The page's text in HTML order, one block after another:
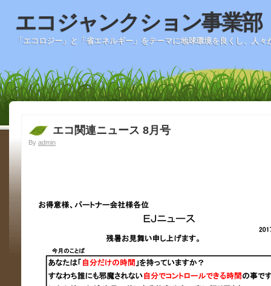
エコジャンクション事業部
「エコロジー」と「省エネルギー」をテーマに地球環境を良くし、人
エコ関連ニュース 8月号
By admin